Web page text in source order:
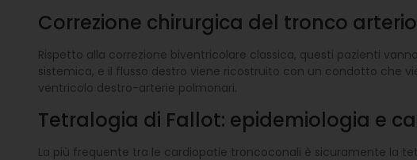
Correzione chirurgica del tronco
Rispetto alla correzione biventricolare classica, questi pazienti
sistemica, e il flusso destro viene ricostruito con un condotto che
ventricolo destro-arterie polmonari.
Tetralogia di Fallot: epidemiologia e
La più frequente tra le cardiopatie troncoconali è sicuramente la